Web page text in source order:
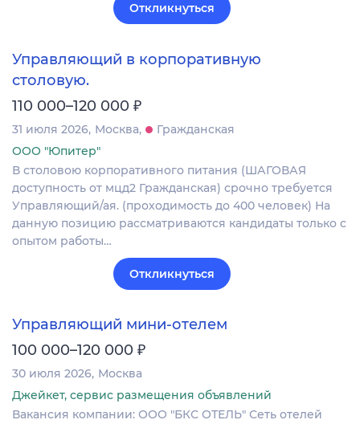
Откликнуться
Управляющий в корпоративную
столовую.
110 000–120 000 ₽
31 июля 2026 Москва
Гражданская
ООО "Юпитер"
В столовою корпоративного питания (ШАГОВАЯ
доступность от мцд2 Гражданская) срочно требуется
Управляющий/ая. (проходимость до 400 человек) На
данную позицию рассматриваются кандидаты только с
опытом работы…
Откликнуться
Управляющий мини-отелем
100 000–120 000 ₽
30 июля 2026 Москва
Джейкет, сервис размещения объявлений
Вакансия компании: ООО "БКС ОТЕЛЬ" Сеть отелей